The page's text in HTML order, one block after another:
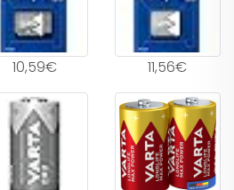
10,59€ 11,56€